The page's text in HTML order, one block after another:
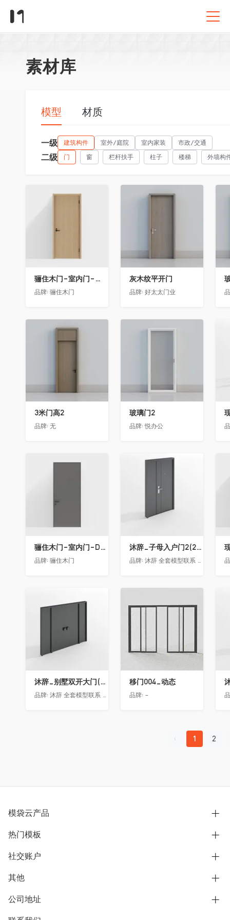
素材库
模型 材质
一级 建筑构件 室外/庭院 室内家装 市政/交通
二级 门 窗 栏杆扶手 柱子 楼梯 外墙构
收藏
骊住木门-室内门-单开门-BFA-PP麦芽黄色
品牌: 骊住木门
收藏
灰木纹平开门
品牌: 好太太门业
收藏
3米门高2
品牌: 无
收藏
玻璃门2
品牌:悦办公
骊住木门-室内门-DAA标准门-方形把手-2350-灰色
品牌: 骊住木门
沐辞_子母入户门2(2021)
品牌: 沐辞 全套模型联系 Vx:Muci0003
沐辞_别墅双开大门(大型)(漏光加厚度)
品牌: 沐辞 全套模型联系 Vx:Muci0003
移门004_动态
品牌: -
1 2
模袋云产品
别墅设计营销
模型协同展示分享
别墅社区
热门模板
欧式别墅
中式别墅
社交账户
B站
抖音
微信公众号
其他
用户服务协议
隐私政策
公司地址